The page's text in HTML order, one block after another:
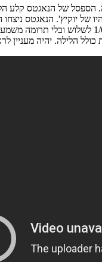
הלילה. יהיה מעניין